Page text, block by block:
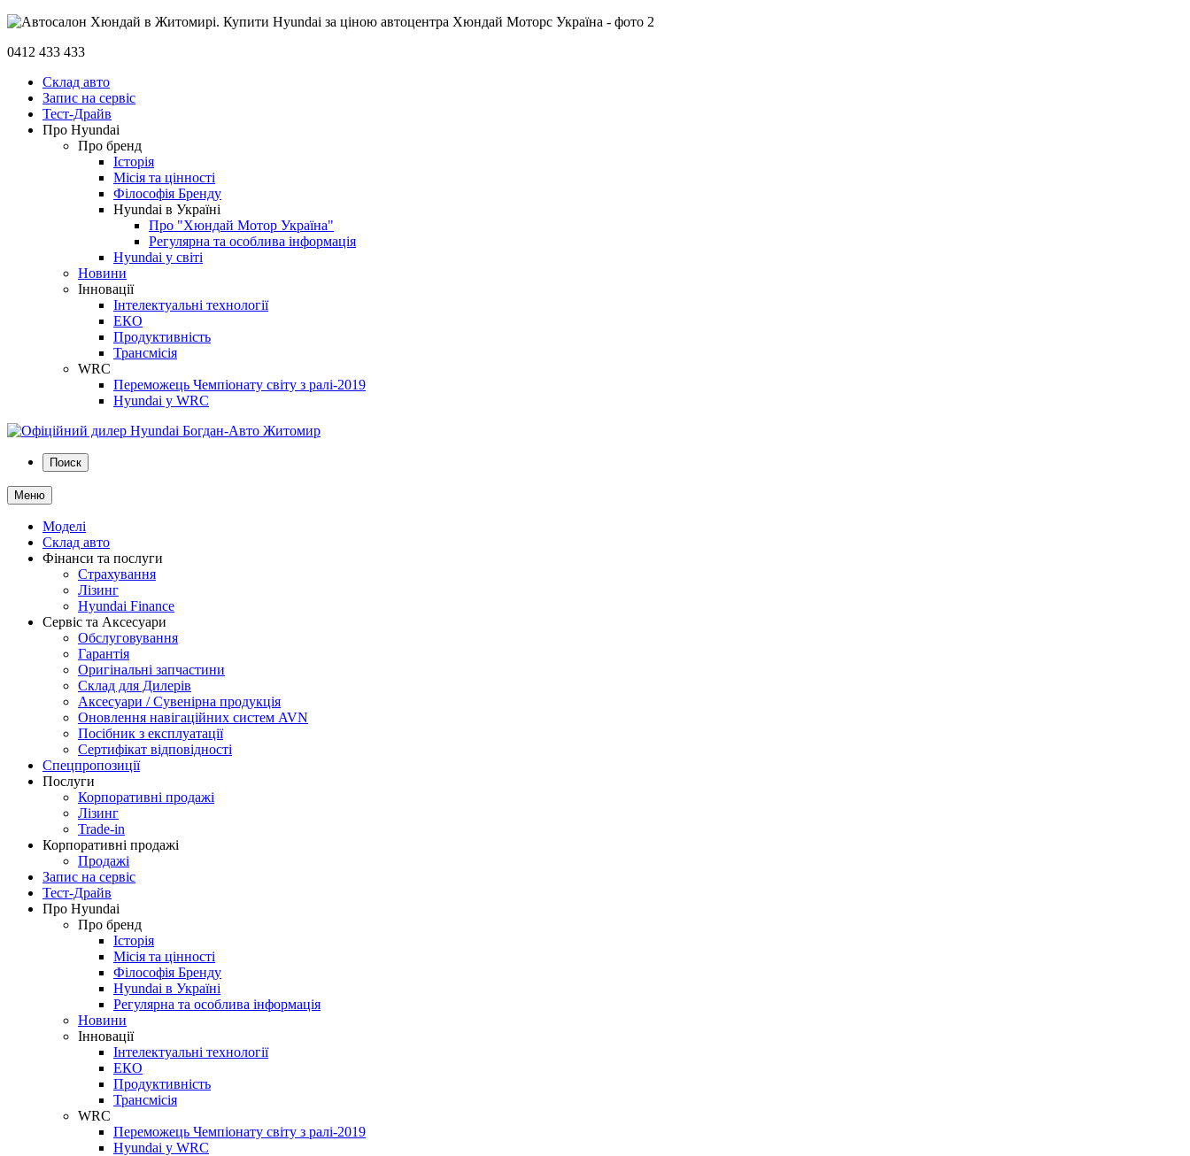
0412 433 433
Склад авто
Запис на сервіс
Тест-Драйв
Про Hyundai
Про бренд
Історія
Місія та цінності
Філософія Бренду
Hyundai в Україні
Про "Хюндай Мотор Україна"
Регулярна та особлива інформація
Hyundai у світі
Новини
Інновації
Інтелектуальні технології
ЕКО
Продуктивність
Трансмісія
WRC
Переможець Чемпіонату світу з ралі-2019
Hyundai у WRC
Поиск
Меню
Моделі
Склад авто
Фінанси та послуги
Страхування
Лізинг
Hyundai Finance
Сервіс та Аксесуари
Обслуговування
Гарантія
Оригінальні запчастини
Склад для Дилерів
Аксесуари / Сувенірна продукція
Оновлення навігаційних систем AVN
Посібник з експлуатації
Сертифікат відповідності
Спецпропозиції
Послуги
Корпоративні продажі
Лізинг
Trade-in
Корпоративні продажі
Продажі
Запис на сервіс
Тест-Драйв
Про Hyundai
Про бренд
Історія
Місія та цінності
Філософія Бренду
Hyundai в Україні
Регулярна та особлива інформація
Новини
Інновації
Інтелектуальні технології
ЕКО
Продуктивність
Трансмісія
WRC
Переможець Чемпіонату світу з ралі-2019
Hyundai у WRC